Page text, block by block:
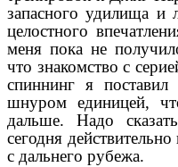
запасного удилища и
целостного
меня пока не
что знакомство с
спиннинг я поставил
шнуром единицей,
дальше. Надо
сегодня
с дальнего рубежа.